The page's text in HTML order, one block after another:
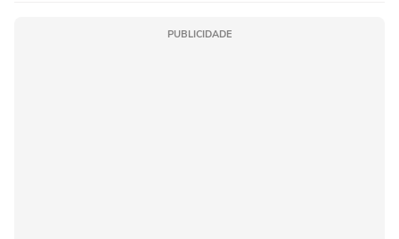
PUBLICIDADE